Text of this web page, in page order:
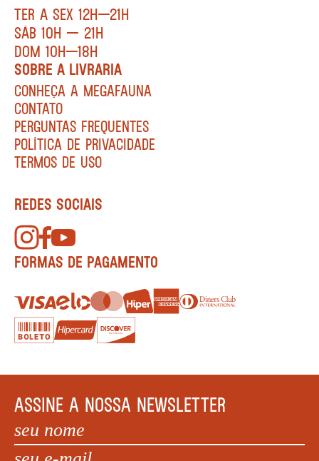
TER A SEX 12H—21H
SÁB 10H — 21H
DOM 10H—18H
SOBRE A LIVRARIA
CONHEÇA A MEGAFAUNA
CONTATO
PERGUNTAS FREQUENTES
POLÍTICA DE PRIVACIDADE
TERMOS DE USO
REDES SOCIAIS
FORMAS DE PAGAMENTO
ASSINE A NOSSA NEWSLETTER